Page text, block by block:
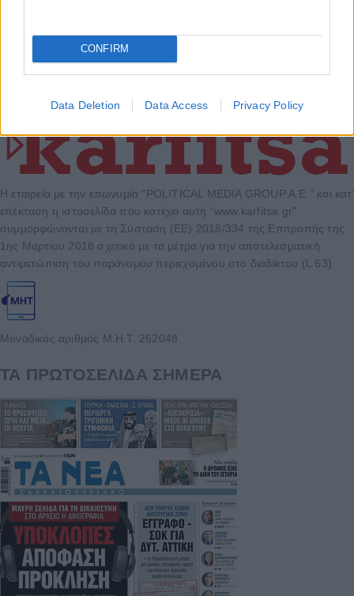
CONFIRM
Data Deletion Data Access Privacy Policy
Η εταιρεία με την επωνυμία “POLITICAL MEDIA GROUP A.E.” και κατ’
επέκταση η ιστοσελίδα που κατέχει αυτή “www.karfitsa.gr”
συμμορφώνονται με τη Σύσταση (ΕΕ) 2018/334 της Επιτροπής της
1ης Μαρτίου 2018 σχετικά με τα μέτρα για την αποτελεσματική
αντιμετώπιση του παράνομου περιεχομένου στο διαδίκτυο (L 63).
Μοναδικός αριθμός Μ.Η.Τ. 262048
ΤΑ ΠΡΩΤΟΣΕΛΙΔΑ ΣΗΜΕΡΑ